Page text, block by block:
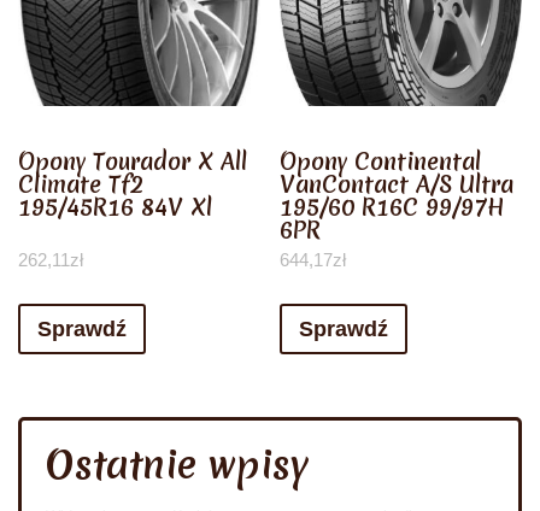
Opony Tourador X All
Climate Tf2
195/45R16 84V Xl
262,11 zł
Sprawdź
Opony Continental
VanContact A/S Ultra
195/60 R16C 99/97H
6PR
644,17zł
Sprawdź
Ostatnie wpisy